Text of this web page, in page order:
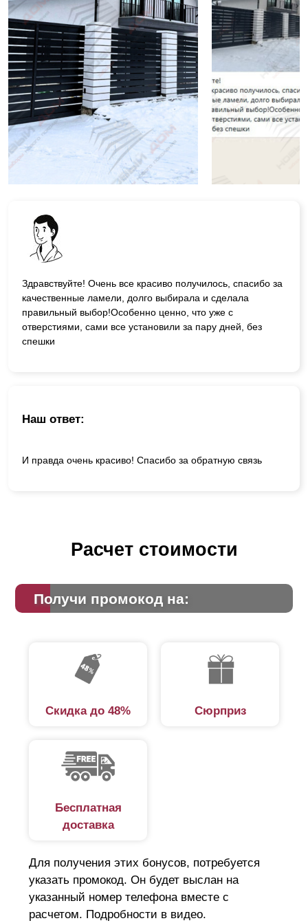
Здравствуйте! Очень все красиво получилось, спасибо за
качественные ламели, долго выбирала и сделала
правильный выбор!Особенно ценно, что уже с
отверстиями, сами все установили за пару дней, без
спешки
Наш ответ:
И правда очень красиво! Спасибо за обратную связь
Расчет стоимости
Получи промокод на:
Скидка до 48% Сюрприз
Бесплатная
доставка
Для получения этих бонусов, потребуется
указать промокод. Он будет выслан на
указанный номер телефона вместе с
расчетом. Подробности в видео.